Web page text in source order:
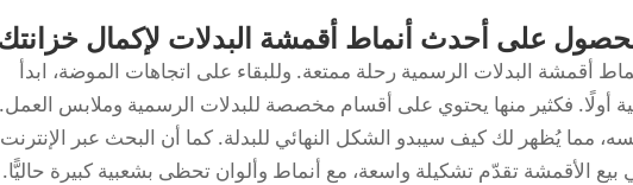
على أحدث أنماط أقمشة البدلات لإكمال
أقمشة البدلات الرسمية رحلة ممتعة. وللبقاء على اتجاهات الموضة، ابدأ
أولًا. فكثير منها يحتوي على أقسام مخصصة للبدلات الرسمية وملابس العمل.
يُظهر لك كيف سيبدو الشكل النهائي للبدلة. كما أن البحث عبر الإنترنت
الأقمشة تقدّم تشكيلة واسعة، مع أنماط وألوان تحظى بشعبية كبيرة حاليًّا.